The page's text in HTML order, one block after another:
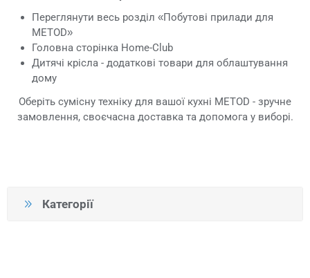
Категорії
Переглянути весь розділ «Побутові прилади для
METOD»
Головна сторінка Home-Club
Дитячі крісла - додаткові товари для облаштування
дому
Оберіть сумісну техніку для вашої кухні METOD - зручне
замовлення, своєчасна доставка та допомога у виборі.